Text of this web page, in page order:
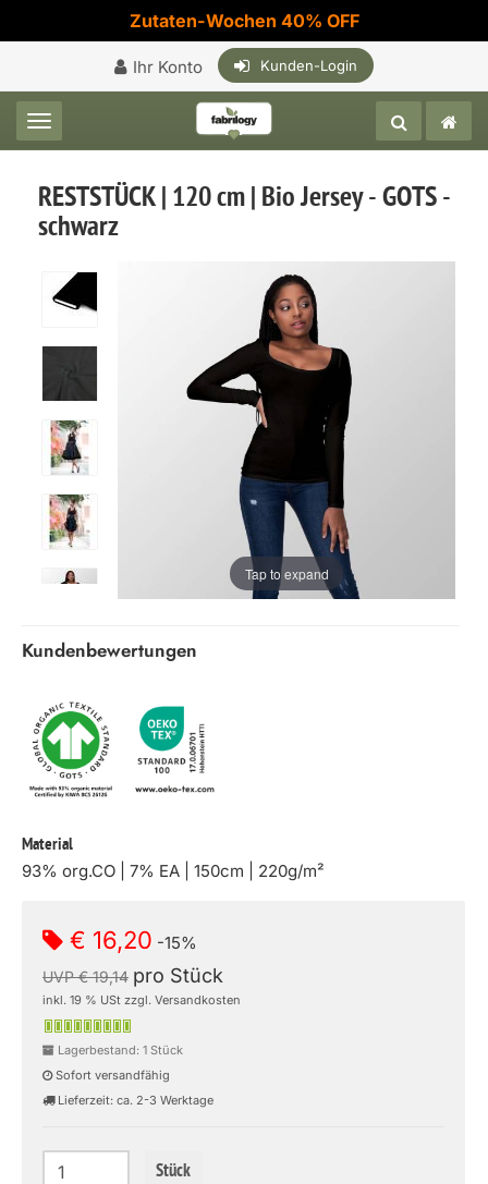
Zutaten-Wochen 40% OFF
Ihr Konto Kunden-Login
Toggle navigation
RESTSTÜCK | 120 cm | Bio Jersey - GOTS -
schwarz
Tap to expand
Kundenbewertungen
Material
93% org.CO | 7% EA | 150cm | 220g/m²
€ 16,20 -15%
UVP € 19,14 pro Stück
inkl. 19 % USt zzgl. Versandkosten
Lagerbestand: 1 Stück
Sofort versandfähig
Lieferzeit: ca. 2-3 Werktage
Stück